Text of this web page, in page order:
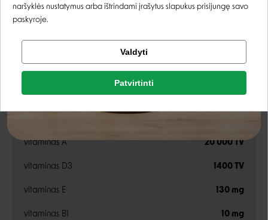
Rašyti atsiliepimą
kalcis 1,00%
Omega-3 riebalų rūgštys
Priedai
vitaminas A 20 000 TV
vitaminas D3 1400 TV
vitaminas E 130 mg
vitaminas B1 10 mg
Rašyti atsiliepimą
Facebook
naršyklės nustatymus arba ištrindami įrašytus slapukus prisijungę savo
paskyroje.
Valdyti
Patvirtinti